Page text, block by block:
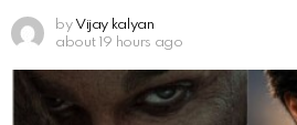
by Vijay kalyan
about 19 hours ago